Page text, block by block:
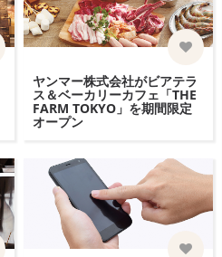
ヤンマー株式会社がビアテラ
ス＆ベーカリーカフェ「THE
FARM TOKYO」を期間限定
オープン